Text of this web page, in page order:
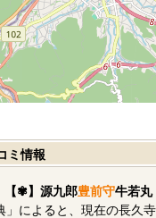
ミ情報
【✾】源九郎豊前守牛若丸
」によると、現在の長久